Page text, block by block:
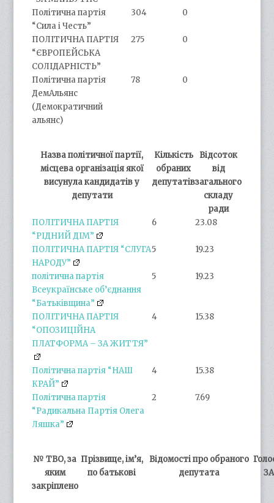
Політична партія
“Сила і Честь”
304 0
ПОЛІТИЧНА ПАРТІЯ
“ЄВРОПЕЙСЬКА
СОЛІДАРНІСТЬ”
275 0
Політична партія
ДемАльянс
(Демократичний
альянс)
78 0
Назва політичної партії,
місцева організація якої
висунула кандидатів у
депутати
Кількість
обраних
депутатів
Відсоток
від
загального
складу
ради
ПОЛІТИЧНА ПАРТІЯ
“РІДНИЙ ДІМ”
6 23.08
ПОЛІТИЧНА ПАРТІЯ “СЛУГА
НАРОДУ”
5 19.23
політична партія
Всеукраїнське об’єднання
“Батьківщина”
5 19.23
ПОЛІТИЧНА ПАРТІЯ
“ОПОЗИЦІЙНА
ПЛАТФОРМА – ЗА ЖИТТЯ”
4 15.38
Політична партія “НАШ
КРАЙ”
4 15.38
Політична партія
“Радикальна Партія Олега
Ляшка”
2 7.69
№ ТВО, за
яким
закріплено
Прізвище, ім’я,
по батькові
Відомості про обраного
депутата
ЗА